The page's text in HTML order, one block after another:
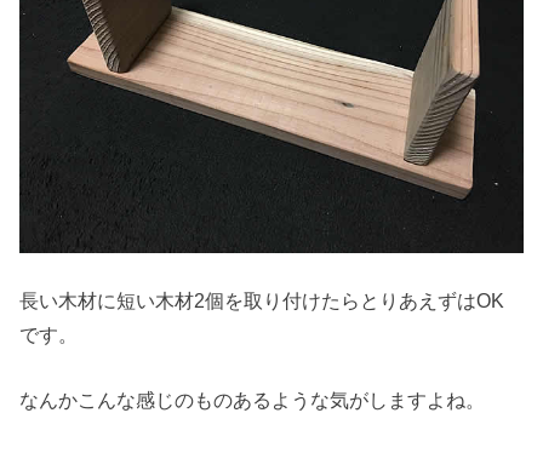
長い木材に短い木材2個を取り付けたらとりあえずはOK
です。
なんかこんな感じのものあるような気がしますよね。